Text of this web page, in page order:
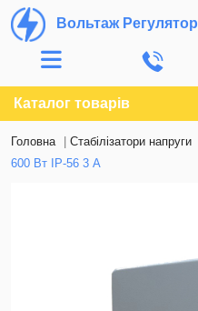
Вольтаж Регулятор
Каталог товарів
Головна Стабілізатори напруги
600 Вт IP-56 3 А